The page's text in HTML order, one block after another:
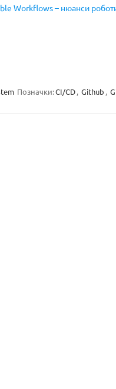
Workflows – нюанси
Позначки:CI/CD, Github ,